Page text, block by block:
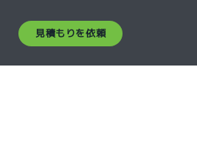
見積もりを依頼